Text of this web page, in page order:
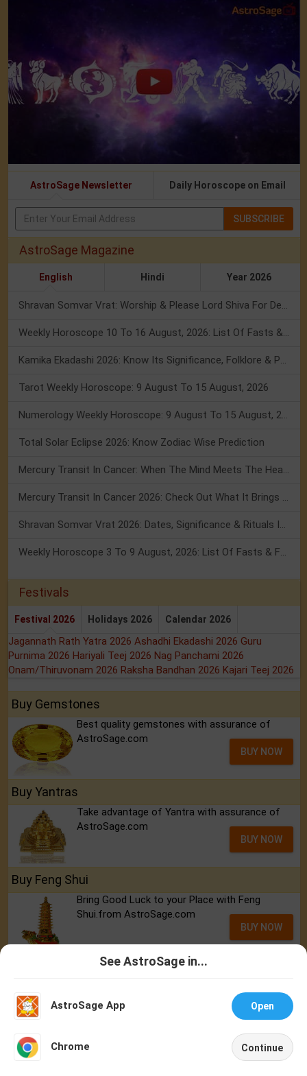
AstroSage Newsletter Daily Horoscope on Email
SUBSCRIBE
AstroSage Magazine
English Hindi Year 2026
Tarot Weekly Horoscope: 9 August To 15 August, 2026
Total Solar Eclipse 2026: Know Zodiac Wise Prediction
Festivals
Festival 2026 Holidays 2026 Calendar 2026
Jagannath Rath Yatra 2026 Ashadhi Ekadashi 2026 Guru
Purnima 2026 Hariyali Teej 2026 Nag Panchami 2026
Onam/Thiruvonam 2026 Raksha Bandhan 2026 Kajari Teej 2026
Buy Gemstones
Best quality gemstones with assurance of
AstroSage.com
BUY NOW
Buy Yantras
Take advantage of Yantra with assurance of
AstroSage.com
BUY NOW
Buy Feng Shui
Bring Good Luck to your Place with Feng
Shui.from AstroSage.com
BUY NOW
AstroSage.com
BUY NOW
See AstroSage in...
AstroSage App Open
Chrome Continue
Astrologer
Home Account